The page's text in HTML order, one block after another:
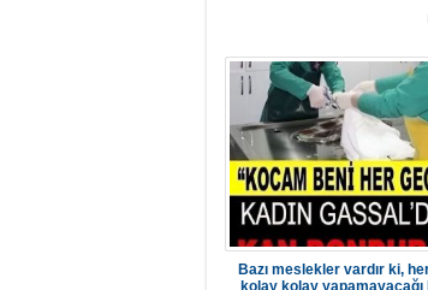
Bazı meslekler vardır ki,